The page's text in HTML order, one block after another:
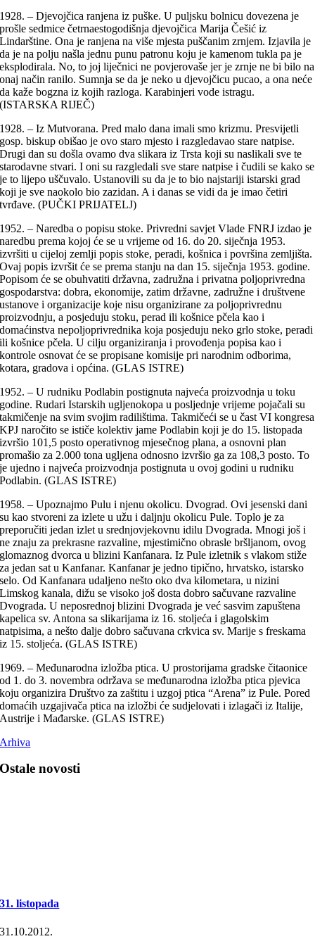
1928. – Djevojčica ranjena iz puške. U puljsku bolnicu dovezena je
prošle sedmice četrnaestogodišnja djevojčica Marija Češić iz
Lindarštine. Ona je ranjena na više mjesta puščanim zrnjem. Izjavila je
da je na polju našla jednu punu patronu koju je kamenom tukla pa je
eksplodirala. No, to joj liječnici ne povjerovaše jer je zrnje ne bi bilo na
onaj način ranilo. Sumnja se da je neko u djevojčicu pucao, a ona neće
da kaže bogzna iz kojih razloga. Karabinjeri vode istragu.
(ISTARSKA RIJEČ)
1928. – Iz Mutvorana. Pred malo dana imali smo krizmu. Presvijetli
gosp. biskup obišao je ovo staro mjesto i razgledavao stare natpise.
Drugi dan su došla ovamo dva slikara iz Trsta koji su naslikali sve te
starodavne stvari. I oni su razgledali sve stare natpise i čudili se kako se
je to lijepo uščuvalo. Ustanovili su da je to bio najstariji istarski grad
koji je sve naokolo bio zazidan. A i danas se vidi da je imao četiri
tvrđave. (PUČKI PRIJATELJ)
1952. – Naredba o popisu stoke. Privredni savjet Vlade FNRJ izdao je
naredbu prema kojoj će se u vrijeme od 16. do 20. siječnja 1953.
izvršiti u cijeloj zemlji popis stoke, peradi, košnica i površina zemljišta.
Ovaj popis izvršit će se prema stanju na dan 15. siječnja 1953. godine.
Popisom će se obuhvatiti državna, zadružna i privatna poljoprivredna
gospodarstva: dobra, ekonomije, zatim državne, zadružne i društvene
ustanove i organizacije koje nisu organizirane za poljoprivrednu
proizvodnju, a posjeduju stoku, perad ili košnice pčela kao i
domaćinstva nepoljoprivrednika koja posjeduju neko grlo stoke, peradi
ili košnice pčela. U cilju organiziranja i provođenja popisa kao i
kontrole osnovat će se propisane komisije pri narodnim odborima,
kotara, gradova i općina. (GLAS ISTRE)
1952. – U rudniku Podlabin postignuta najveća proizvodnja u toku
godine. Rudari Istarskih ugljenokopa u posljednje vrijeme pojačali su
takmičenje na svim svojim radilištima. Takmičeći se u čast VI kongresa
KPJ naročito se ističe kolektiv jame Podlabin koji je do 15. listopada
izvršio 101,5 posto operativnog mjesečnog plana, a osnovni plan
promašio za 2.000 tona ugljena odnosno izvršio ga za 108,3 posto. To
je ujedno i najveća proizvodnja postignuta u ovoj godini u rudniku
Podlabin. (GLAS ISTRE)
1958. – Upoznajmo Pulu i njenu okolicu. Dvograd. Ovi jesenski dani
su kao stvoreni za izlete u užu i daljnju okolicu Pule. Toplo je za
preporučiti jedan izlet u srednjovjekovnu idilu Dvograda. Mnogi još i
ne znaju za prekrasne razvaline, mjestimično obrasle bršljanom, ovog
glomaznog dvorca u blizini Kanfanara. Iz Pule izletnik s vlakom stiže
za jedan sat u Kanfanar. Kanfanar je jedno tipično, hrvatsko, istarsko
selo. Od Kanfanara udaljeno nešto oko dva kilometara, u nizini
Limskog kanala, dižu se visoko još dosta dobro sačuvane razvaline
Dvograda. U neposrednoj blizini Dvograda je već sasvim zapuštena
kapelica sv. Antona sa slikarijama iz 16. stoljeća i glagolskim
natpisima, a nešto dalje dobro sačuvana crkvica sv. Marije s freskama
iz 15. stoljeća. (GLAS ISTRE)
1969. – Međunarodna izložba ptica. U prostorijama gradske čitaonice
od 1. do 3. novembra održava se međunarodna izložba ptica pjevica
koju organizira Društvo za zaštitu i uzgoj ptica “Arena” iz Pule. Pored
domaćih uzgajivača ptica na izložbi će sudjelovati i izlagači iz Italije,
Austrije i Mađarske. (GLAS ISTRE)
Arhiva
Ostale novosti
31. listopada
31.10.2012.